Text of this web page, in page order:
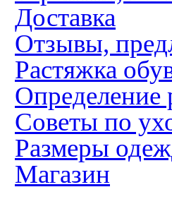
Доставка
Отзывы,
Растяжка
Определение
Советы по
Размеры
Магазин